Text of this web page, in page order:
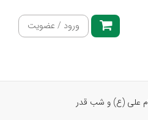
ورود / عضویت
علی (ع) و شب قدر